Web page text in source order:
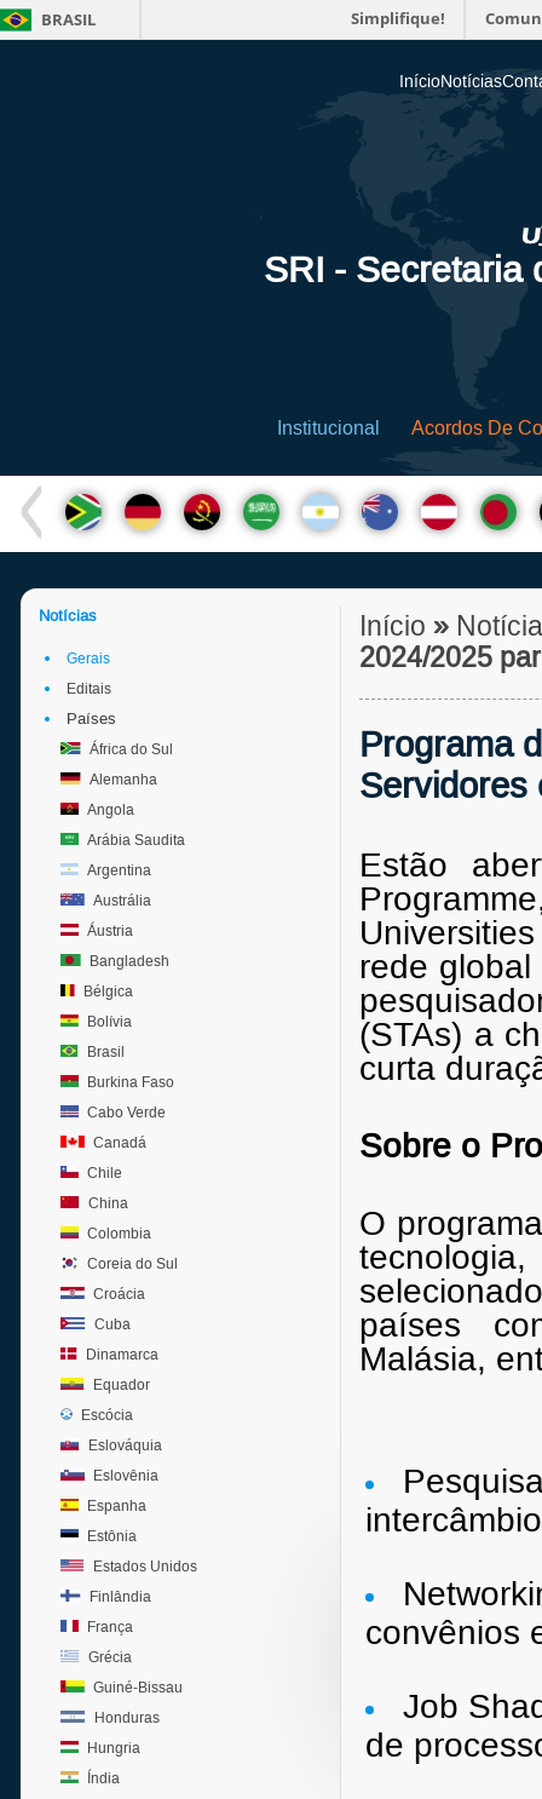
BRASIL Simplifique!
InícioNotícias
SRI - Secretaria
Institucional Acordos De
Notícias
Gerais
Editais
Países
África do Sul
Alemanha
Angola
Arábia Saudita
Argentina
Austrália
Áustria
Bangladesh
Bélgica
Bolívia
Brasil
Burkina Faso
Cabo Verde
Canadá
Chile
China
Colombia
Coreia do Sul
Croácia
Cuba
Dinamarca
Equador
Escócia
Eslováquia
Eslovênia
Espanha
Estônia
Estados Unidos
Finlândia
França
Grécia
Guiné-Bissau
Honduras
Hungria
Índia
Início »
2024/2025
Programa
Servidores
Estão
rede
(STAs) a
curta
Sobre o
O
países
Malásia,
convênios
Job
de